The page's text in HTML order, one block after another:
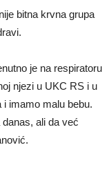
bitna krvna grupa
je na respiratoru
njezi u UKC RS i u
imamo malu bebu.
ali da već